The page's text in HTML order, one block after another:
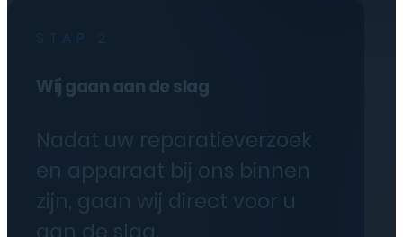
STAP 2
Wij gaan aan de slag
Nadat uw reparatieverzoek
en apparaat bij ons binnen
zijn, gaan wij direct voor u